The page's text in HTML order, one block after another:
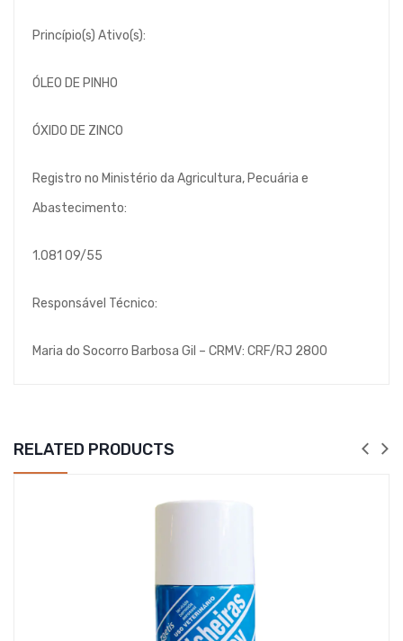
Princípio(s) Ativo(s):
ÓLEO DE PINHO
ÓXIDO DE ZINCO
Registro no Ministério da Agricultura, Pecuária e
Abastecimento:
1.081 09/55
Responsável Técnico:
Maria do Socorro Barbosa Gil – CRMV: CRF/RJ 2800
RELATED PRODUCTS